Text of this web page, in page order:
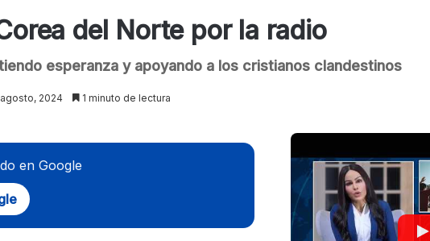
del Norte por la radio
esperanza y apoyando a los cristianos clandestinos
2024 1 minuto de lectura
en Google